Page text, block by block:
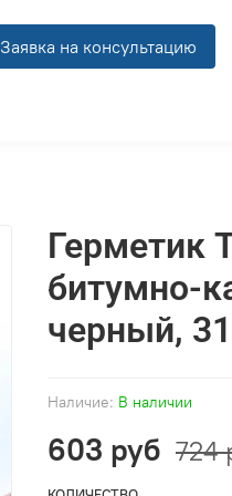
Заявка на консультацию
Наличие: В наличии
Герметик
битумно-
черный,
603 руб 724